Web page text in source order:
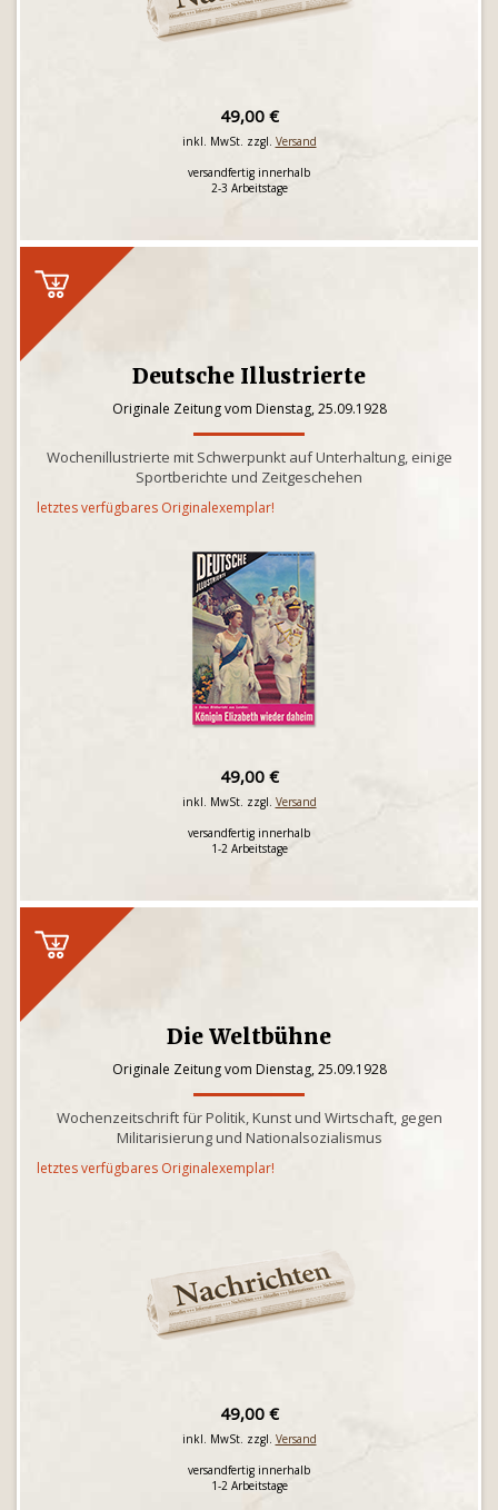
49,00 €
inkl. MwSt. zzgl. Versand
versandfertig innerhalb
2-3 Arbeitstage
Deutsche Illustrierte
Originale Zeitung vom Dienstag, 25.09.1928
Wochenillustrierte mit Schwerpunkt auf Unterhaltung, einige
Sportberichte und Zeitgeschehen
letztes verfügbares Originalexemplar!
49,00 €
inkl. MwSt. zzgl. Versand
versandfertig innerhalb
1-2 Arbeitstage
Die Weltbühne
Originale Zeitung vom Dienstag, 25.09.1928
Wochenzeitschrift für Politik, Kunst und Wirtschaft, gegen
Militarisierung und Nationalsozialismus
letztes verfügbares Originalexemplar!
49,00 €
inkl. MwSt. zzgl. Versand
versandfertig innerhalb
1-2 Arbeitstage